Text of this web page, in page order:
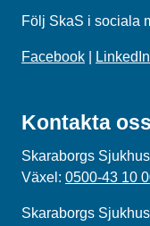
Följ SkaS i sociala
Facebook LinkedIn
Kontakta oss
Skaraborgs
Växel: 0500-43 10
Skaraborgs